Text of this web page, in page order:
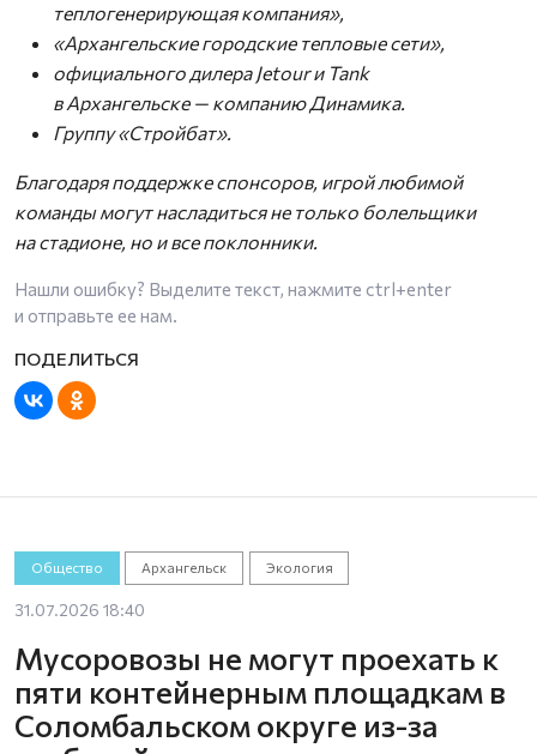
теплогенерирующая компания»,
«Архангельские городские тепловые сети»,
официального дилера Jetour и Tank
в Архангельске — компанию Динамика.
Группу «Стройбат».
Благодаря поддержке спонсоров, игрой любимой
команды могут насладиться не только болельщики
на стадионе, но и все поклонники.
Нашли ошибку? Выделите текст, нажмите ctrl+enter
и отправьте ее нам.
Общество Архангельск Экология
31.07.2026 18:40
Мусоровозы не могут проехать к
пяти контейнерным площадкам в
Соломбальском округе из-за